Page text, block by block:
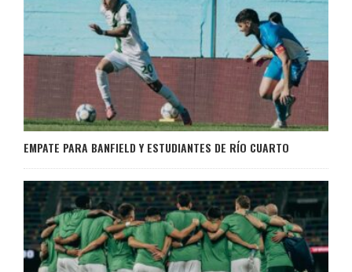
EMPATE PARA BANFIELD Y ESTUDIANTES DE RÍO CUARTO